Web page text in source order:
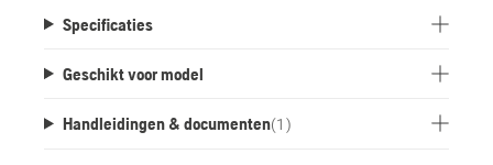
Specificaties
Geschikt voor model
Handleidingen & documenten(1 )